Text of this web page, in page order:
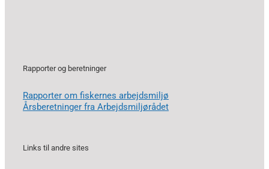
Rapporter og beretninger
Rapporter om fiskernes arbejdsmiljø
Årsberetninger fra Arbejdsmiljørådet
Links til andre sites